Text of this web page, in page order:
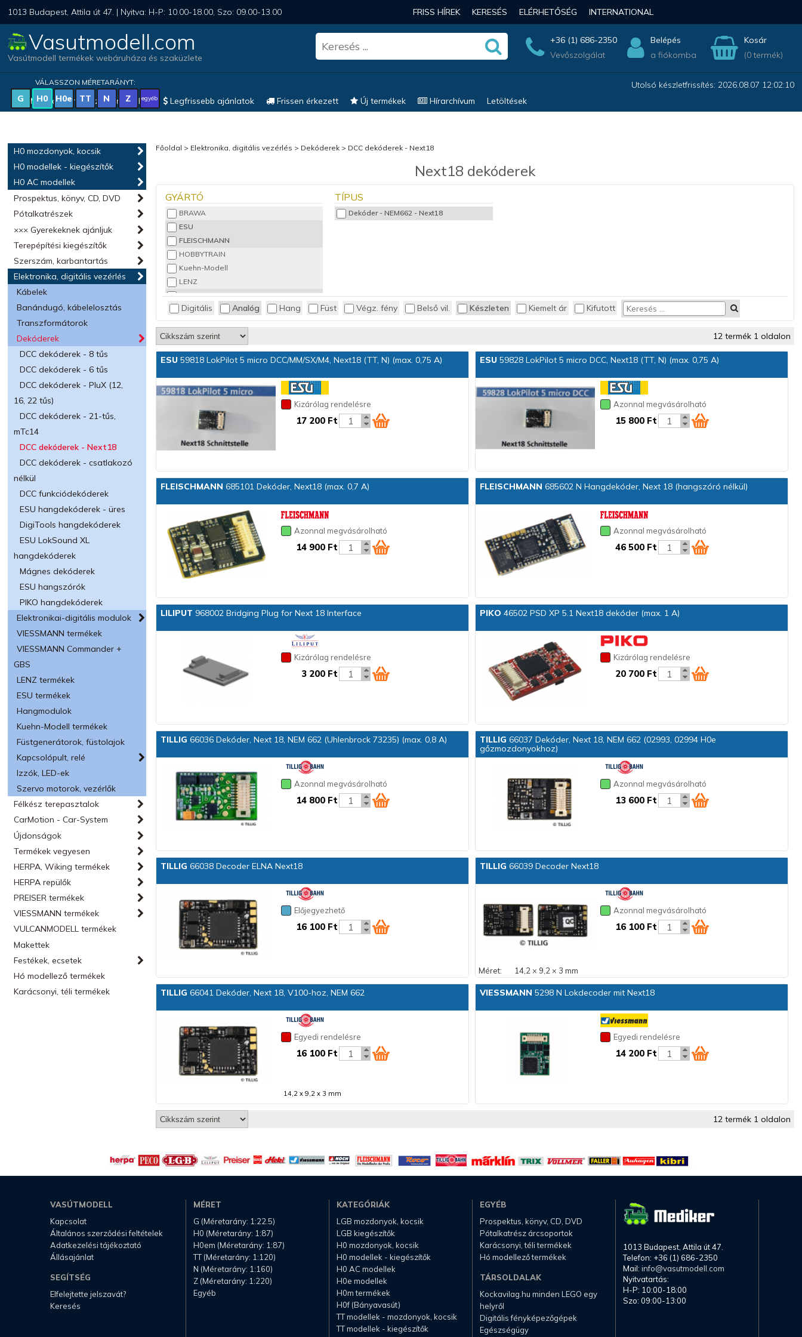
1013 Budapest, Attila út 47. | Nyitva: H-P: 10.00-18.00, Szo: 09.00-13.00 FRISS HÍREK KERESÉS ELÉRHETŐSÉG INTERNATIONAL
Vasutmodell.com
Vasútmodell termékek webáruháza és szaküzlete
+36 (1) 686-2350
Vevőszolgálat
Belépés
a fiókomba
Kosár
(0 termék)
VÁLASSZON MÉRETARÁNYT:
G H0 H0e TT N Z egyéb
Utolsó készletfrissítés: 2026.08.07 12:02:10
Magyar vonatkozású modellek
Legfrissebb ajánlatok Frissen érkezett Új termékek Hírarchívum Letöltések
H0 mozdonyok, kocsik
H0 modellek - kiegészítők
H0 AC modellek
Prospektus, könyv, CD, DVD
Pótalkatrészek
××× Gyerekeknek ajánljuk
Terepépítési kiegészítők
Szerszám, karbantartás
Elektronika, digitális vezérlés
Kábelek
Banándugó, kábelelosztás
Transzformátorok
Dekóderek
DCC dekóderek - 8 tűs
DCC dekóderek - 6 tűs
DCC dekóderek - PluX (12,
16, 22 tűs)
DCC dekóderek - 21-tűs,
mTc14
DCC dekóderek - Next18
DCC dekóderek - csatlakozó
nélkül
DCC funkciódekóderek
ESU hangdekóderek - üres
DigiTools hangdekóderek
ESU LokSound XL
hangdekóderek
Mágnes dekóderek
ESU hangszórók
PIKO hangdekóderek
Elektronikai-digitális modulok
VIESSMANN termékek
VIESSMANN Commander +
GBS
LENZ termékek
ESU termékek
Hangmodulok
Kuehn-Modell termékek
Füstgenerátorok, füstolajok
Kapcsolópult, relé
Izzók, LED-ek
Szervo motorok, vezérlők
Félkész terepasztalok
CarMotion - Car-System
Újdonságok
Termékek vegyesen
HERPA, Wiking termékek
HERPA repülők
PREISER termékek
VIESSMANN termékek
VULCANMODELL termékek
Makettek
Festékek, ecsetek
Hó modellező termékek
Karácsonyi, téli termékek
Főoldal > Elektronika, digitális vezérlés > Dekóderek > DCC dekóderek - Next18
Next18 dekóderek
GYÁRTÓ
BRAWA
ESU
FLEISCHMANN
HOBBYTRAIN
Kuehn-Modell
LENZ
LILIPUT
PIKO
TILLIG
VIESSMANN
TÍPUS
Dekóder - NEM662 - Next18
Digitális Analóg Hang Füst Végz. fény Belső vil. Készleten Kiemelt ár Kifutott
12 termék 1 oldalon
ESU 59818 LokPilot 5 micro DCC/MM/SX/M4, Next18 (TT, N) (max. 0,75 A)
Kizárólag rendelésre
17 200 Ft
ESU59828 LokPilot 5 micro DCC, Next18 (TT, N) (max. 0,75 A)
Azonnal megvásárolható
15 800 Ft
FLEISCHMANN 685101 Dekóder, Next18 (max. 0,7 A)
Azonnal megvásárolható
14 900 Ft
FLEISCHMANN 685602 N Hangdekóder, Next 18 (hangszóró nélkül)
Azonnal megvásárolható
46 500 Ft
LILIPUT 968002 Bridging Plug for Next 18 Interface
Kizárólag rendelésre
3 200 Ft
PIKO 46502 PSD XP 5.1 Next18 dekóder (max. 1 A)
Kizárólag rendelésre
20 700 Ft
TILLIG 66036 Dekóder, Next 18, NEM 662 (Uhlenbrock 73235) (max. 0,8 A)
Azonnal megvásárolható
14 800 Ft
TILLIG 66037 Dekóder, Next 18, NEM 662 (02993, 02994 H0e
gőzmozdonyokhoz)
Azonnal megvásárolható
13 600 Ft
TILLIG 66038 Decoder ELNA Next18
Előjegyezhető
16 100 Ft
TILLIG 66039 Decoder Next18
Azonnal megvásárolható
16 100 Ft
Méret: 14,2 × 9,2 × 3 mm
TILLIG 66041 Dekóder, Next 18, V100-hoz, NEM 662
Egyedi rendelésre
16 100 Ft
14,2 x 9,2 x 3 mm
VIESSMANN 5298 N Lokdecoder mit Next18
Egyedi rendelésre
14 200 Ft
12 termék 1 oldalon
VASÚTMODELL
Kapcsolat
Általános szerződési feltételek
Adatkezelési tájékoztató
Állásajánlat
SEGÍTSÉG
Elfelejtette jelszavát?
Keresés
MÉRET
G (Méretarány: 1:22.5)
H0 (Méretarány: 1:87)
H0em (Méretarány: 1:87)
TT (Méretarány: 1:120)
N (Méretarány: 1:160)
Z (Méretarány: 1:220)
Egyéb
KATEGÓRIÁK
LGB mozdonyok, kocsik
LGB kiegészítők
H0 mozdonyok, kocsik
H0 modellek - kiegészítők
H0 AC modellek
H0e modellek
H0m termékek
H0f (Bányavasút)
TT modellek - mozdonyok, kocsik
TT modellek - kiegészítők
EGYÉB
Prospektus, könyv, CD, DVD
Pótalkatrész árcsoportok
Karácsonyi, téli termékek
Hó modellező termékek
TÁRSOLDALAK
Kockavilag.hu minden LEGO egy
helyről
Digitális fényképezőgépek
Egészségügy
1013 Budapest, Attila út 47.
Telefon: +36 (1) 686-2350
Mail: info@vasutmodell.com
Nyitvatartás:
H-P: 10:00-18:00
Szo: 09:00-13:00